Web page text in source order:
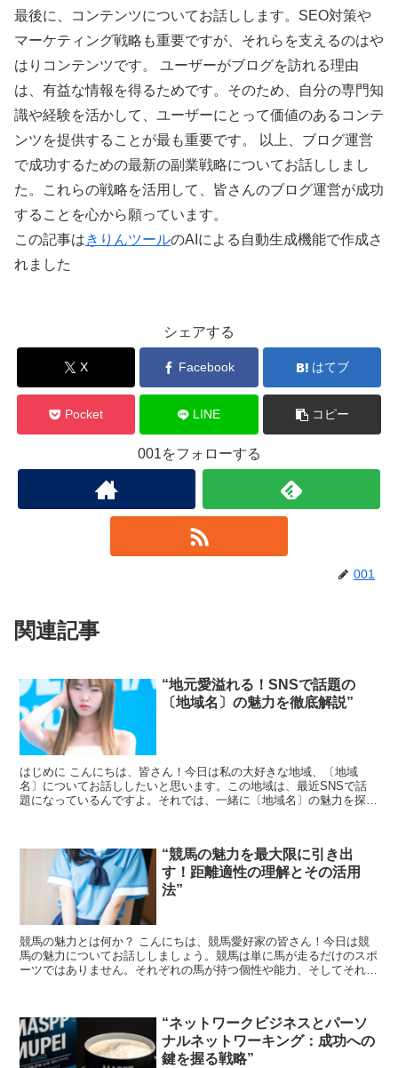
最後に、コンテンツについてお話しします。SEO対策や
マーケティング戦略も重要ですが、それらを支えるのはや
はりコンテンツです。 ユーザーがブログを訪れる理由
は、有益な情報を得るためです。そのため、自分の専門知
識や経験を活かして、ユーザーにとって価値のあるコンテ
ンツを提供することが最も重要です。 以上、ブログ運営
で成功するための最新の副業戦略についてお話ししまし
た。これらの戦略を活用して、皆さんのブログ運営が成功
することを心から願っています。
この記事はきりんツールのAIによる自動生成機能で作成さ
れました
シェアする
X Facebook はてブ
Pocket LINE コピー
001をフォローする
001
関連記事
“地元愛溢れる！SNSで話題の
〔地域名〕の魅力を徹底解説”
はじめに こんにちは、皆さん！今日は私の大好きな地域、〔地域
名〕についてお話ししたいと思います。この地域は、最近SNSで話
題になっているんですよ。それでは、一緒に〔地域名〕の魅力を探っ
“競馬の魅力を最大限に引き出
す！距離適性の理解とその活用
法”
競馬の魅力とは何か？ こんにちは、競馬愛好家の皆さん！今日は競
馬の魅力についてお話ししましょう。競馬は単に馬が走るだけのスポ
ーツではありません。それぞれの馬が持つ個性や能力、そしてそれを
“ネットワークビジネスとパーソ
ナルネットワーキング：成功への
鍵を握る戦略”